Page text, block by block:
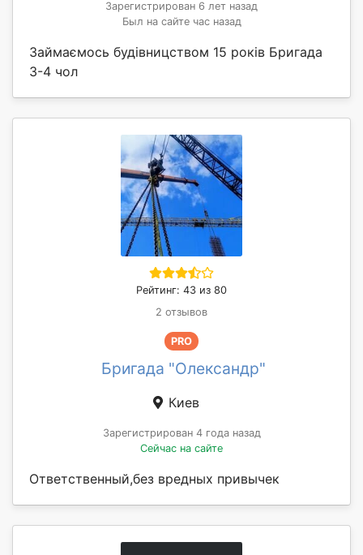
Зарегистрирован 6 лет назад
Был на сайте час назад
Займаємось будівницством 15 років Бригада
3-4 чол
Рейтинг: 43 из 80
2 отзывов
PRO
Бригада "Олександр"
Киев
Зарегистрирован 4 года назад
Сейчас на сайте
Ответственный,без вредных привычек